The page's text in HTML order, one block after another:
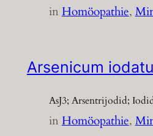
inHomöopathie,
Arsenicum
AsJ3; Arsentrijodid;
inHomöopathie,